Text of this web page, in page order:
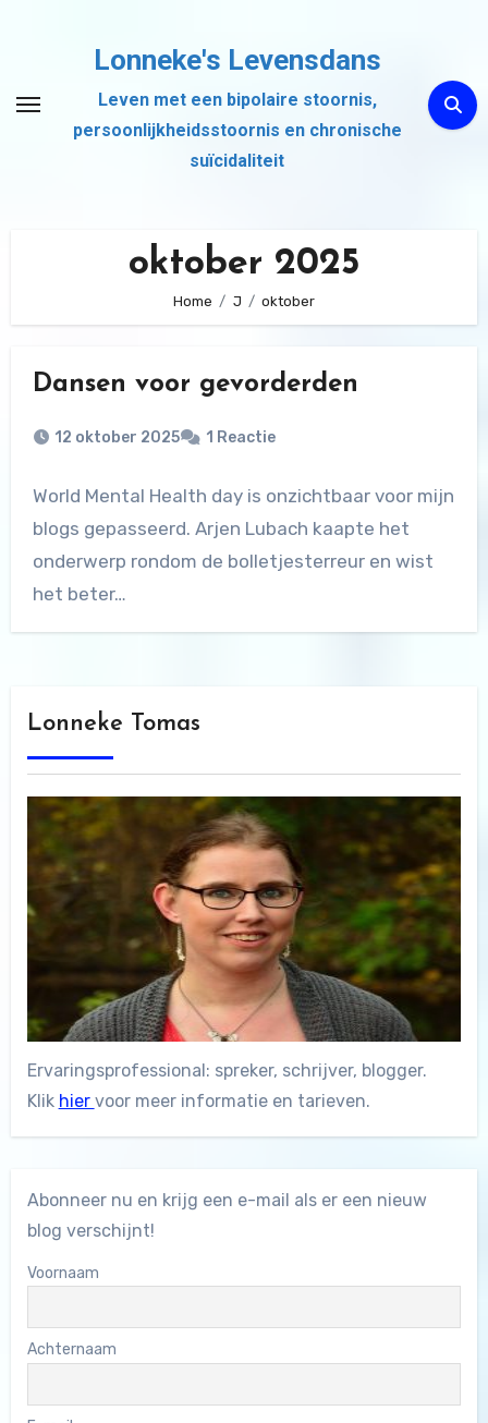
inhoud
Lonneke's Levensdans
Leven met een bipolaire stoornis,
persoonlijkheidsstoornis en chronische
suïcidaliteit
oktober 2025
Home J oktober
Dansen voor gevorderden
12 oktober 2025 1 Reactie
World Mental Health day is onzichtbaar voor mijn
blogs gepasseerd. Arjen Lubach kaapte het
onderwerp rondom de bolletjesterreur en wist
het beter…
Lonneke Tomas
Ervaringsprofessional: spreker, schrijver, blogger.
Klik hier voor meer informatie en tarieven.
Abonneer nu en krijg een e-mail als er een nieuw
blog verschijnt!
Voornaam
Achternaam